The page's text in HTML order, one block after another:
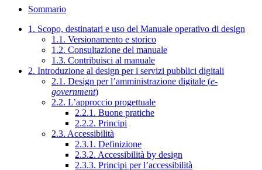
Sommario
1. Scopo, destinatari e uso del Manuale operativo di design
1.1. Versionamento e storico
1.2. Consultazione del manuale
1.3. Contribuisci al manuale
2. Introduzione al design per i servizi pubblici digitali
2.1. Design per l’amministrazione digitale (e-
government)
2.2. L’approccio progettuale
2.2.1. Buone pratiche
2.2.2. Principi
2.3. Accessibilità
2.3.1. Definizione
2.3.2. Accessibilità by design
2.3.3. Principi per l’accessibilità